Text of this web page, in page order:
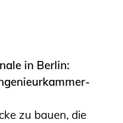
in Berlin:
zu bauen, die